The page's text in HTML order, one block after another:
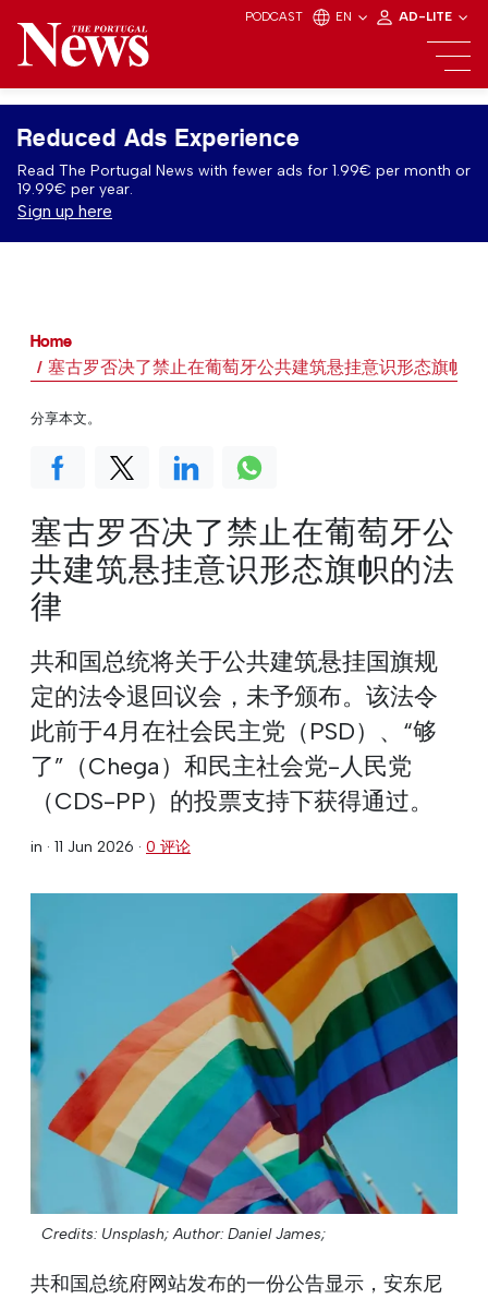
PODCAST EN AD-LITE
Reduced Ads Experience
Read The Portugal News with fewer ads for 1.99€ per month or
19.99€ per year.
Sign up here
Home
塞古罗否决了禁止在葡萄牙公共建筑悬挂意识形态旗帜的
塞古罗否决了禁止在葡萄牙公
共建筑悬挂意识形态旗帜的法
律
共和国总统将关于公共建筑悬挂国旗规
定的法令退回议会，未予颁布。该法令
此前于4月在社会民主党（PSD）、“够
了”（Chega）和民主社会党-人民党
（CDS-PP）的投票支持下获得通过。
in · 11 Jun 2026 · 0 评论
Credits: Unsplash; Author: Daniel James;
共和国总统府网站发布的一份公告显示，安东尼
分享本文。